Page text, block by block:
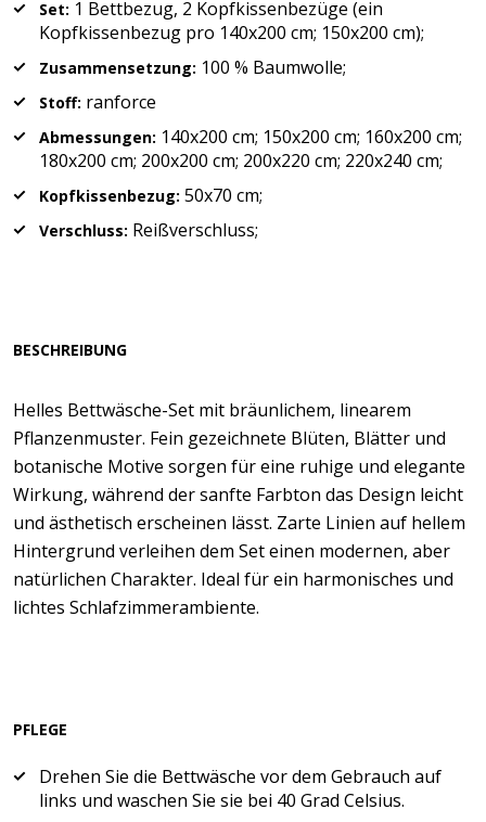
Set: 1 Bettbezug, 2 Kopfkissenbezüge (ein
Kopfkissenbezug pro 140x200 cm; 150x200 cm);
Zusammensetzung: 100 % Baumwolle;
Stoff: ranforce
Abmessungen: 140x200 cm; 150x200 cm; 160x200 cm;
180x200 cm; 200x200 cm; 200x220 cm; 220x240 cm;
Kopfkissenbezug: 50x70 cm;
Verschluss: Reißverschluss;
BESCHREIBUNG
Helles Bettwäsche-Set mit bräunlichem, linearem
Pflanzenmuster. Fein gezeichnete Blüten, Blätter und
botanische Motive sorgen für eine ruhige und elegante
Wirkung, während der sanfte Farbton das Design leicht
und ästhetisch erscheinen lässt. Zarte Linien auf hellem
Hintergrund verleihen dem Set einen modernen, aber
natürlichen Charakter. Ideal für ein harmonisches und
lichtes Schlafzimmerambiente.
PFLEGE
Drehen Sie die Bettwäsche vor dem Gebrauch auf
links und waschen Sie sie bei 40 Grad Celsius.